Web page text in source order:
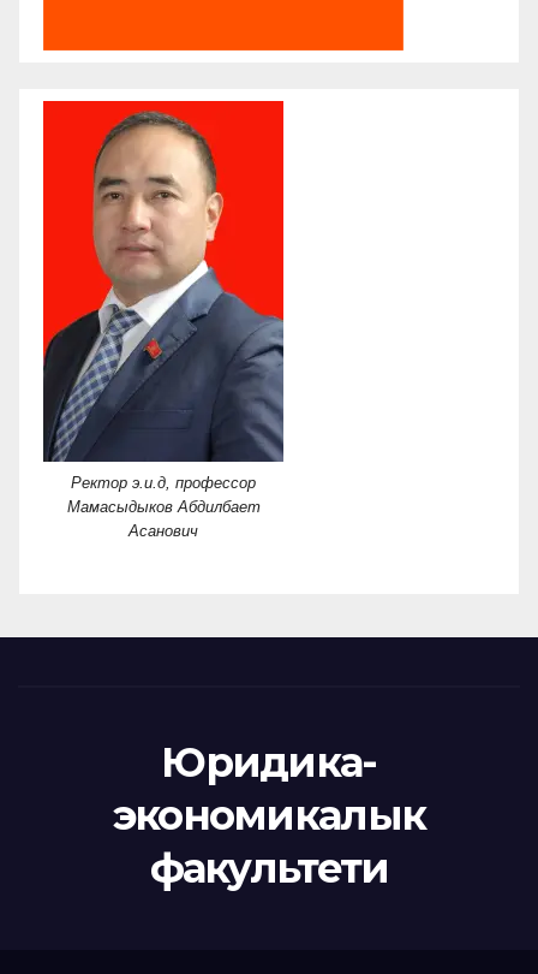
Ректор э.и.д, профессор
Мамасыдыков Абдилбает
Асанович
Юридика-
экономикалык
факультети